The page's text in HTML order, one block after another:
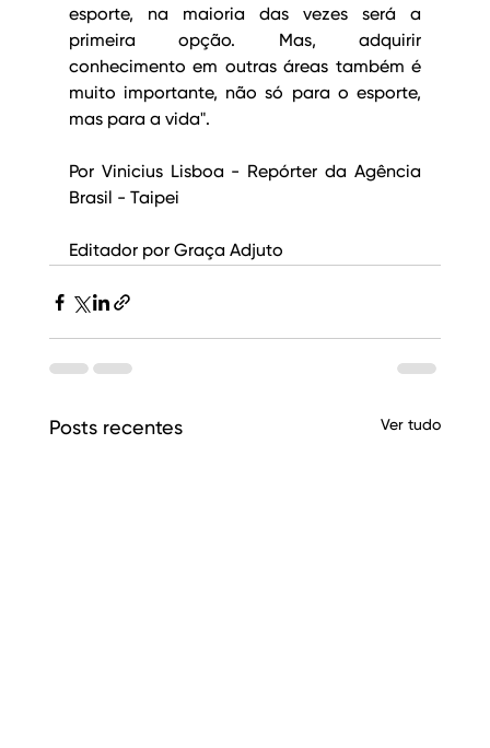
esporte, na maioria das vezes será a
primeira opção. Mas, adquirir
conhecimento em outras áreas também é
muito importante, não só para o esporte,
mas para a vida".
Por Vinicius Lisboa - Repórter da Agência
Brasil - Taipei
Editador por Graça Adjuto
Posts recentes Ver tudo